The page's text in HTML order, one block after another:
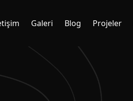
Projeler
Blog
Galeri